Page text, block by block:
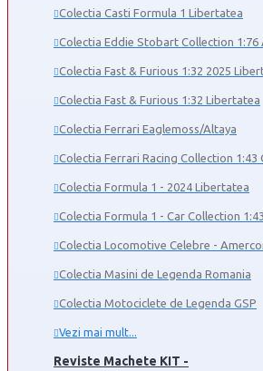
Colectia Casti Formula 1 Libertatea
Colectia Eddie Stobart Collection 1:76
Colectia Fast & Furious 1:32 2025
Colectia Fast & Furious 1:32 Libertatea
Colectia Ferrari Eaglemoss/Altaya
Colectia Ferrari Racing Collection 1:43
Colectia Formula 1 - 2024 Libertatea
Colectia Formula 1 - Car Collection
Colectia Locomotive Celebre -
Colectia Masini de Legenda Romania
Colectia Motociclete de Legenda GSP
Vezi mai mult...
Reviste Machete KIT -